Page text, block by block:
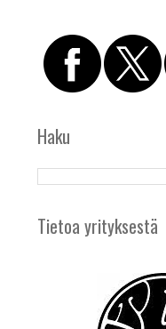
Haku
Tietoa yrityksestä